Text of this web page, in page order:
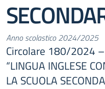
Anno scolastico 2024/2025
Circolare 180/2024 –
“LINGUA INGLESE
LA SCUOLA